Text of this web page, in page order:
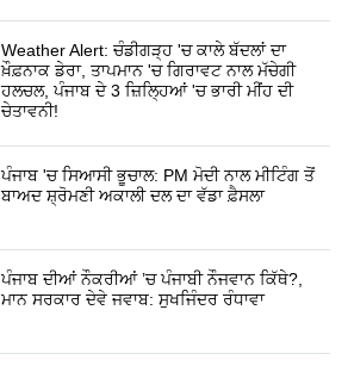
Weather Alert: ਚੰਡੀਗੜ੍ਹ 'ਚ ਕਾਲੇ ਬੱਦਲਾਂ ਦਾ
ਖ਼ੌਫ਼ਨਾਕ ਡੇਰਾ, ਤਾਪਮਾਨ 'ਚ ਗਿਰਾਵਟ ਨਾਲ ਮੱਚੇਗੀ
ਹਲਚਲ, ਪੰਜਾਬ ਦੇ 3 ਜ਼ਿਲ੍ਹਿਆਂ 'ਚ ਭਾਰੀ ਮੀਂਹ ਦੀ
ਚੇਤਾਵਨੀ!
ਪੰਜਾਬ 'ਚ ਸਿਆਸੀ ਭੂਚਾਲ: PM ਮੋਦੀ ਨਾਲ ਮੀਟਿੰਗ ਤੋਂ
ਬਾਅਦ ਸ਼੍ਰੋਮਣੀ ਅਕਾਲੀ ਦਲ ਦਾ ਵੱਡਾ ਫ਼ੈਸਲਾ
ਪੰਜਾਬ ਦੀਆਂ ਨੌਕਰੀਆਂ ’ਚ ਪੰਜਾਬੀ ਨੌਜਵਾਨ ਕਿੱਥੇ?,
ਮਾਨ ਸਰਕਾਰ ਦੇਵੇ ਜਵਾਬ: ਸੁਖਜਿੰਦਰ ਰੰਧਾਵਾ